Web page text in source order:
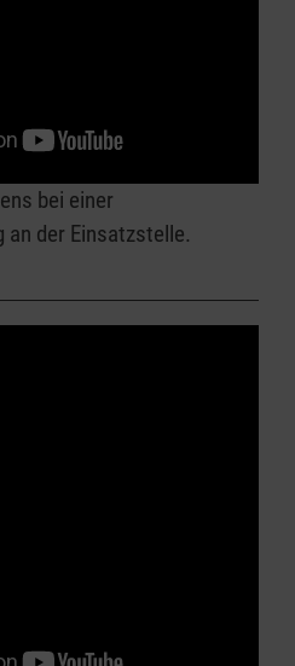
bei einer
an der Einsatzstelle.